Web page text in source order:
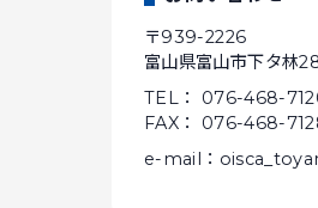
〒939-2226
富山県富山市下タ林
TEL： 076-468-
FAX： 076-468-
e-mail：